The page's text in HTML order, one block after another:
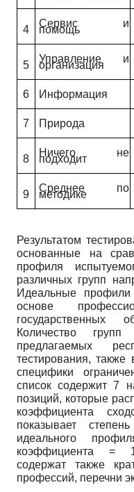
4
Сервис и
помощь
5
Управление и
организация
6 Информация
7 Природа
8
Ничего не
подходит
9
Среднее по
методике
Результатом
основанные на
профиля
различных групп
Идеальные
основе
государственных
Количество групп
предлагаемых
тестирования, также
специфики
список содержит 7
позиций, которые
коэффициента
показывает
идеального
коэффициента =
содержат также
профессий, перечни